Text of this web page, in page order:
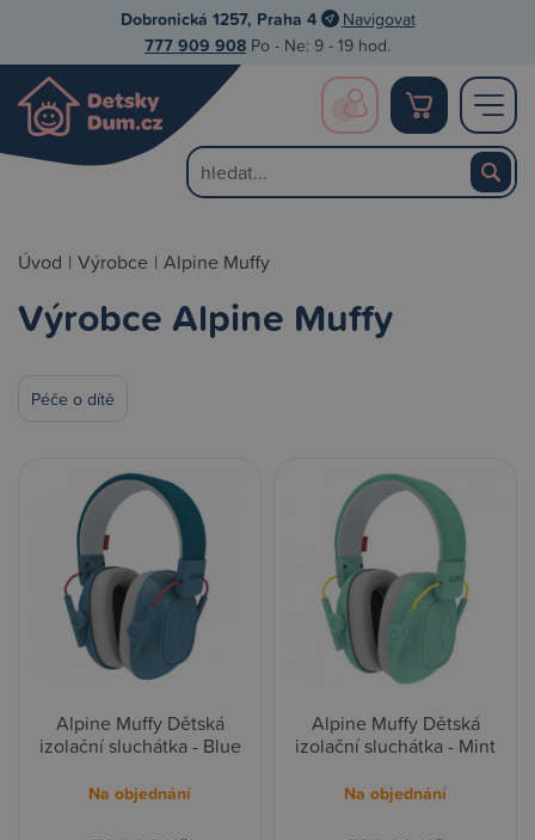
Dobronická 1257, Praha 4 Navigovat
777 909 908 Po - Ne: 9 - 19 hod.
Úvod | Výrobce | Alpine Muffy
Výrobce Alpine Muffy
Péče o dítě
Alpine Muffy Dětská
izolační sluchátka - Blue
Na objednání
Alpine Muffy Dětská
izolační sluchátka - Mint
Na objednání